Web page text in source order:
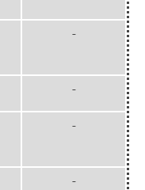
-
-
-
-